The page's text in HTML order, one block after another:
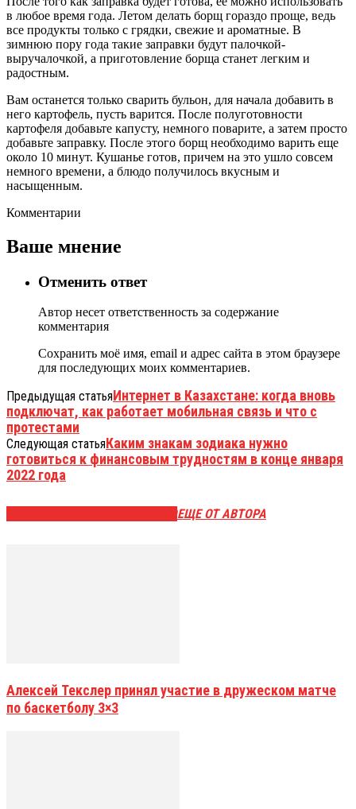
в любое время года. Летом делать борщ гораздо проще, ведь
все продукты только с грядки, свежие и ароматные. В
зимнюю пору года такие заправки будут палочкой-
выручалочкой, а приготовление борща станет легким и
радостным.
Вам останется только сварить бульон, для начала добавить в
него картофель, пусть варится. После полуготовности
картофеля добавьте капусту, немного поварите, а затем просто
добавьте заправку. После этого борщ необходимо варить еще
около 10 минут. Кушанье готов, причем на это ушло совсем
немного времени, а блюдо получилось вкусным и
насыщенным.
Комментарии
Ваше мнение
Отменить ответ
Автор несет ответственность за содержание
комментария
Сохранить моё имя, email и адрес сайта в этом браузере
для последующих моих комментариев.
Предыдущая статьяИнтернет в Казахстане: когда вновь
подключат, как работает мобильная связь и что с
протестами
Следующая статьяКаким знакам зодиака нужно
готовиться к финансовым трудностям в конце января
2022 года
ЕЩЕ ОТ АВТОРА
Алексей Текслер принял участие в дружеском матче
по баскетболу 3×3